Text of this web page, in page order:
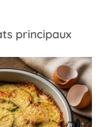
principaux